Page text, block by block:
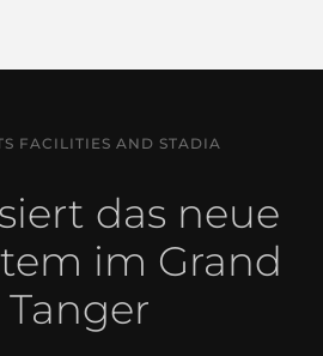
FACILITIES AND STADIA
das neue
im Grand